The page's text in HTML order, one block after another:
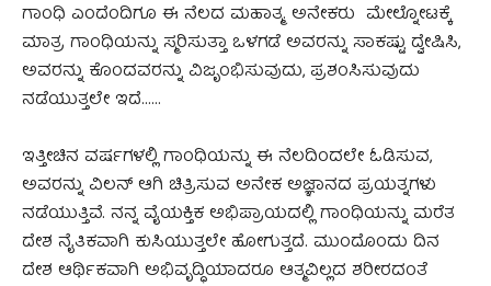
ಗಾಂಧಿ ಎಂದೆಂದಿಗೂ ಈ ನೆಲದ ಮಹಾತ್ಮ. ಅನೇಕರು ಮೇಲ್ನೋಟಕ್ಕೆ
ಮಾತ್ರ ಗಾಂಧಿಯನ್ನು ಸ್ಮರಿಸುತ್ತಾ ಒಳಗಡೆ ಅವರನ್ನು ಸಾಕಷ್ಟು ದ್ವೇಷಿಸಿ,
ಅವರನ್ನು ಕೊಂದವರನ್ನು ವಿಜೃಂಭಿಸುವುದು, ಪ್ರಶಂಸಿಸುವುದು
ನಡೆಯುತ್ತಲೇ ಇದೆ……
ಇತ್ತೀಚಿನ ವರ್ಷಗಳಲ್ಲಿ ಗಾಂಧಿಯನ್ನು ಈ ನೆಲದಿಂದಲೇ ಓಡಿಸುವ,
ಅವರನ್ನು ವಿಲನ್ ಆಗಿ ಚಿತ್ರಿಸುವ ಅನೇಕ ಅಜ್ಞಾನದ ಪ್ರಯತ್ನಗಳು
ನಡೆಯುತ್ತಿವೆ. ನನ್ನ ವೈಯಕ್ತಿಕ ಅಭಿಪ್ರಾಯದಲ್ಲಿ ಗಾಂಧಿಯನ್ನು ಮರೆತ
ದೇಶ ನೈತಿಕವಾಗಿ ಕುಸಿಯುತ್ತಲೇ ಹೋಗುತ್ತದೆ. ಮುಂದೊಂದು ದಿನ
ದೇಶ ಆರ್ಥಿಕವಾಗಿ ಅಭಿವೃದ್ಧಿಯಾದರೂ ಆತ್ಮವಿಲ್ಲದ ಶರೀರದಂತೆ